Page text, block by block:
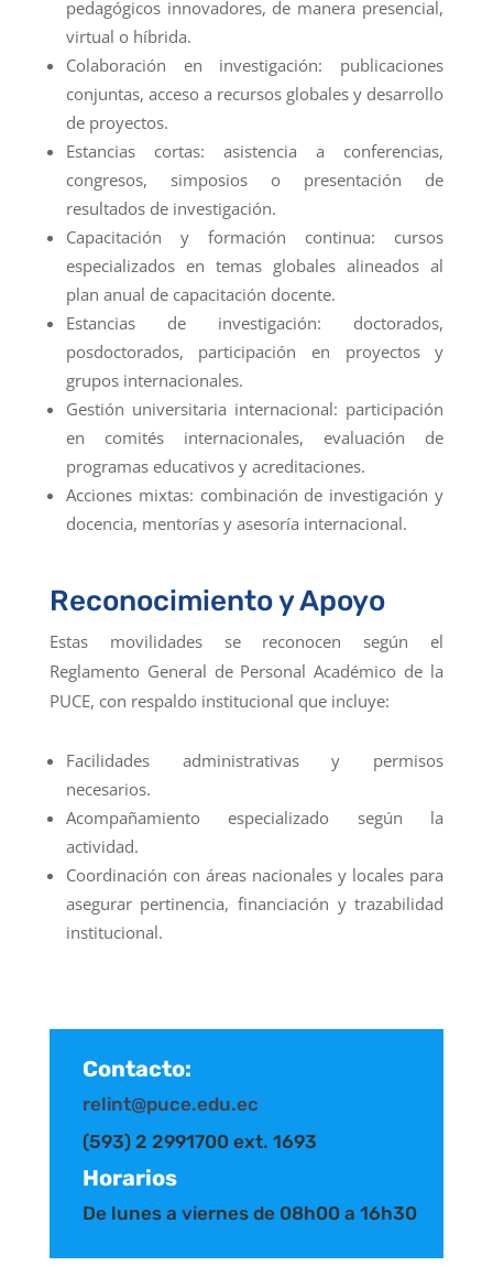
pedagógicos innovadores, de manera presencial,
virtual o híbrida.
Colaboración en investigación: publicaciones
conjuntas, acceso a recursos globales y desarrollo
de proyectos.
Estancias cortas: asistencia a conferencias,
congresos, simposios o presentación de
resultados de investigación.
Capacitación y formación continua: cursos
especializados en temas globales alineados al
plan anual de capacitación docente.
Estancias de investigación: doctorados,
posdoctorados, participación en proyectos y
grupos internacionales.
Gestión universitaria internacional: participación
en comités internacionales, evaluación de
programas educativos y acreditaciones.
Acciones mixtas: combinación de investigación y
docencia, mentorías y asesoría internacional.
Reconocimiento y Apoyo
Estas movilidades se reconocen según el
Reglamento General de Personal Académico de la
PUCE, con respaldo institucional que incluye:
Facilidades administrativas y permisos
necesarios.
Acompañamiento especializado según la
actividad.
Coordinación con áreas nacionales y locales para
asegurar pertinencia, financiación y trazabilidad
institucional.
Contacto:
relint@puce.edu.ec
(593) 2 2991700 ext. 1693
Horarios
De lunes a viernes de 08h00 a 16h30